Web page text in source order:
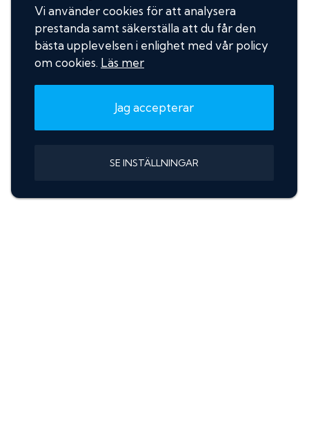
Vi använder cookies för att analysera
prestanda samt säkerställa att du får den
bästa upplevelsen i enlighet med vår policy
om cookies. Läs mer
Jag accepterar
SE INSTÄLLNINGAR